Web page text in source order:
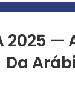
2025
Da